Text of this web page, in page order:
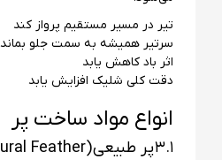
تیر در مسیر مستقیم پرواز کند
سرتیر همیشه به سمت جلو بماند
اثر باد کاهش یابد
دقت کلی شلیک افزایش یابد
انواع مواد ساخت پر
۳.۱ پر طبیعی (Natural Feather)